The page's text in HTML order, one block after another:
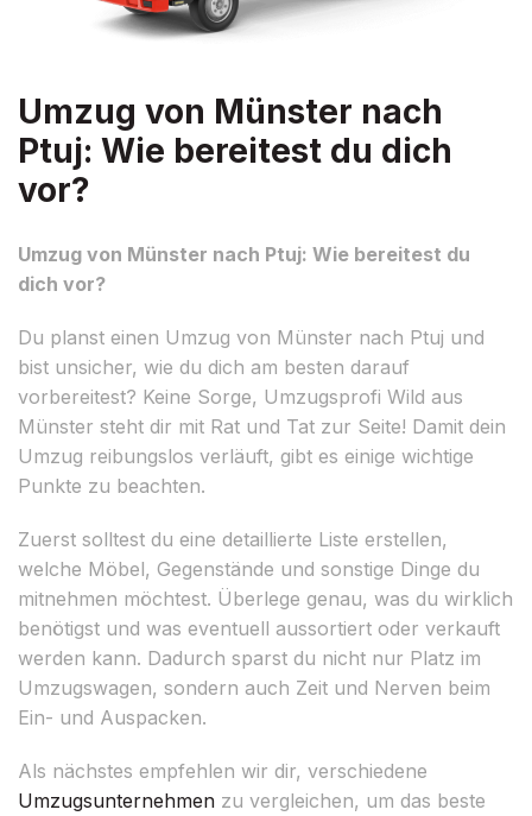
Umzug von Münster nach
Ptuj: Wie bereitest du dich
vor?
Umzug von Münster nach Ptuj: Wie bereitest du
dich vor?
Du planst einen Umzug von Münster nach Ptuj und
bist unsicher, wie du dich am besten darauf
vorbereitest? Keine Sorge, Umzugsprofi Wild aus
Münster steht dir mit Rat und Tat zur Seite! Damit dein
Umzug reibungslos verläuft, gibt es einige wichtige
Punkte zu beachten.
Zuerst solltest du eine detaillierte Liste erstellen,
welche Möbel, Gegenstände und sonstige Dinge du
mitnehmen möchtest. Überlege genau, was du wirklich
benötigst und was eventuell aussortiert oder verkauft
werden kann. Dadurch sparst du nicht nur Platz im
Umzugswagen, sondern auch Zeit und Nerven beim
Ein- und Auspacken.
Als nächstes empfehlen wir dir, verschiedene
Umzugsunternehmen zu vergleichen, um das beste